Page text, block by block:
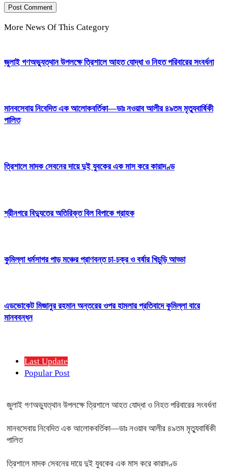
More News Of This Category
জুলাই গণঅভ্যুত্থান উপলক্ষে ত্রিশালে আহত যোদ্ধা ও নিহত পরিবারের সংবর্ধনা
মানবসেবায় নিবেদিত এক আলোকবর্তিকা—ডাঃ নওয়াব আলীর ৪৯তম মৃত্যুবার্ষিকী
পালিত
ত্রিশালে মাদক সেবনের দায়ে দুই যুবকের এক মাস করে কারাদণ্ড
শ্রীনগরে বিদ্যুতের অতিরিক্ত বিল বিপাকে গ্রাহক
কুমিল্লা ধর্মসাগর পাড় মঞ্চের প্রাণবন্ত চা-চক্র ও বর্ষার খিচুড়ি আড্ডা
এডভোকেট মিজানুর রহমান অন্তরের ওপর হামলার প্রতিবাদে কুমিল্লা বারে
মানববন্ধন
Last Update
Popular Post
জুলাই গণঅভ্যুত্থান উপলক্ষে ত্রিশালে আহত যোদ্ধা ও নিহত পরিবারের সংবর্ধনা
মানবসেবায় নিবেদিত এক আলোকবর্তিকা—ডাঃ নওয়াব আলীর ৪৯তম মৃত্যুবার্ষিকী
পালিত
ত্রিশালে মাদক সেবনের দায়ে দুই যুবকের এক মাস করে কারাদণ্ড